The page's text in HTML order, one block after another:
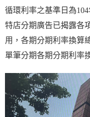
循環利率之基準日為104
特店分期廣告已揭露各
用，各期分期利率換算
單筆分期各期分期利率